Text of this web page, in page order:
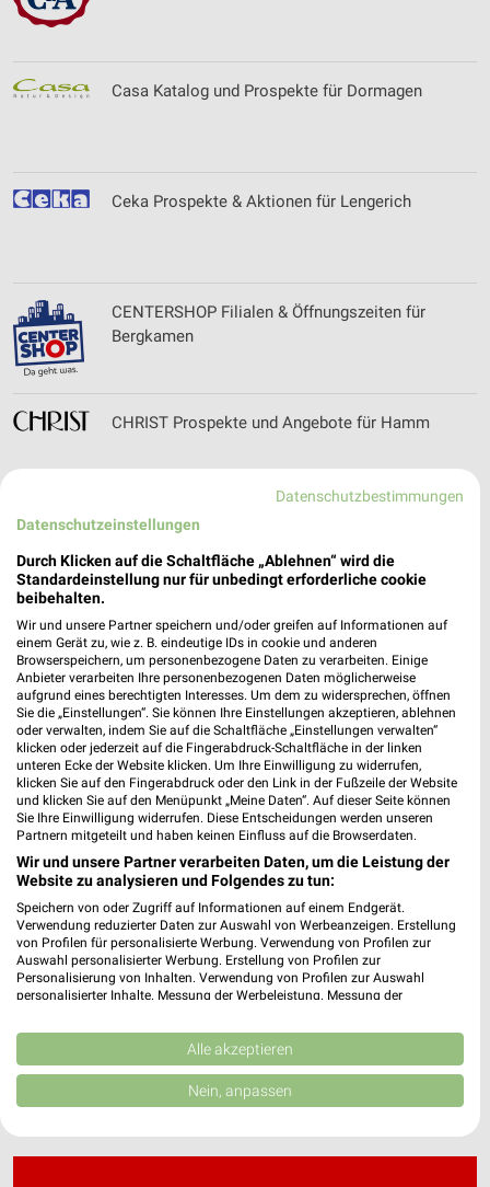
Casa Katalog und Prospekte für Dormagen
Ceka Prospekte & Aktionen für Lengerich
CENTERSHOP Filialen & Öffnungszeiten für
Bergkamen
CHRIST Prospekte und Angebote für Hamm
Cilentana Grill & Pizzeria Filialen &
Öffnungszeiten für Wadersloh
Circleone Filialen & Öffnungszeiten für Bielefeld
Combi Prospekt der Woche für Bergheim
cubiculum Filialen & Öffnungszeiten für
Dinslaken
cyberport Angebote im aktuellen Prospekt für
Dortmund
Datenschutzbestimmungen
Datenschutzeinstellungen
Durch Klicken auf die Schaltfläche „Ablehnen“ wird die
Standardeinstellung nur für unbedingt erforderliche cookie
beibehalten.
Wir und unsere Partner speichern und/oder greifen auf Informationen auf
einem Gerät zu, wie z. B. eindeutige IDs in cookie und anderen
Browserspeichern, um personenbezogene Daten zu verarbeiten. Einige
Anbieter verarbeiten Ihre personenbezogenen Daten möglicherweise
aufgrund eines berechtigten Interesses. Um dem zu widersprechen, öffnen
Sie die „Einstellungen“. Sie können Ihre Einstellungen akzeptieren, ablehnen
oder verwalten, indem Sie auf die Schaltfläche „Einstellungen verwalten“
klicken oder jederzeit auf die Fingerabdruck-Schaltfläche in der linken
unteren Ecke der Website klicken. Um Ihre Einwilligung zu widerrufen,
klicken Sie auf den Fingerabdruck oder den Link in der Fußzeile der Website
und klicken Sie auf den Menüpunkt „Meine Daten“. Auf dieser Seite können
Sie Ihre Einwilligung widerrufen. Diese Entscheidungen werden unseren
Partnern mitgeteilt und haben keinen Einfluss auf die Browserdaten.
Wir und unsere Partner verarbeiten Daten, um die Leistung der
Website zu analysieren und Folgendes zu tun:
Speichern von oder Zugriff auf Informationen auf einem Endgerät.
Verwendung reduzierter Daten zur Auswahl von Werbeanzeigen. Erstellung
von Profilen für personalisierte Werbung. Verwendung von Profilen zur
Auswahl personalisierter Werbung. Erstellung von Profilen zur
Personalisierung von Inhalten. Verwendung von Profilen zur Auswahl
personalisierter Inhalte. Messung der Werbeleistung. Messung der
Kombinationen von Daten aus verschiedenen Quellen. Entwicklung und
Verbesserung der Angebote. Verwendung reduzierter Daten zur Auswahl
von Inhalten.
Daten können außerhalb der Europäischen Union weitergegeben und in die
USA gesendet werden.
Website/App.
Alle akzeptieren
Nein, anpassen